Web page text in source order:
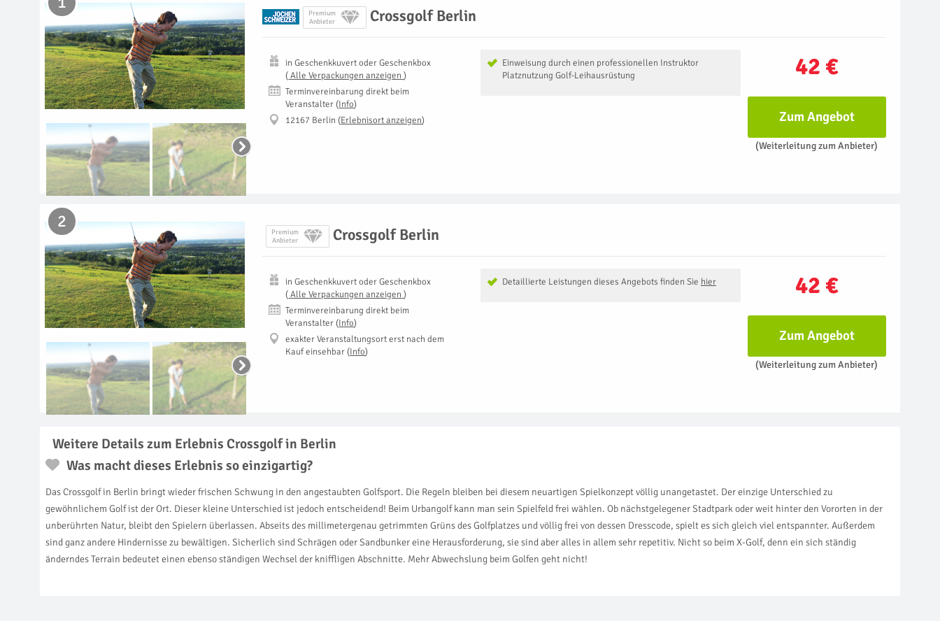
Premium
Anbieter
Crossgolf Berlin
42 €
Einweisung durch einen professionellen Instruktor
Platznutzung Golf-Leihausrüstung
inGeschenkkuvert oder Geschenkbox
( Alle Verpackungen anzeigen )
Terminvereinbarung direkt beim
Veranstalter (Info)
12167 Berlin (Erlebnisort anzeigen) Zum Angebot
(Weiterleitung zum Anbieter)
Premium
Anbieter
Crossgolf Berlin
2
42 €
Detaillierte Leistungen dieses Angebots finden Sie hier
inGeschenkkuvert oder Geschenkbox
( Alle Verpackungen anzeigen )
Terminvereinbarung direkt beim
Veranstalter (Info)
exakter Veranstaltungsort erst nach dem
Kauf einsehbar (Info)
Zum Angebot
(Weiterleitung zum Anbieter)
Weitere Details zum Erlebnis Crossgolf in Berlin
Was macht dieses Erlebnis so einzigartig?
Das Crossgolf in Berlin bringt wieder frischen Schwung in den angestaubten Golfsport. Die Regeln bleiben bei diesem neuartigen Spielkonzept völlig unangetastet. Der einzige Unterschied zu
gewöhnlichem Golf ist der Ort. Dieser kleine Unterschied ist jedoch entscheidend! Beim Urbangolf kann man sein Spielfeld frei wählen. Ob nächstgelegener Stadtpark oder weit hinter den Vororten in der
unberührten Natur, bleibt den Spielern überlassen. Abseits des millimetergenau getrimmten Grüns des Golfplatzes und völlig frei von dessen Dresscode, spielt es sich gleich viel entspannter. Außerdem
sind ganz andere Hindernisse zu bewältigen. Sicherlich sind Schrägen oder Sandbunker eine Herausforderung, sie sind aber alles in allem sehr repetitiv. Nicht so beim X-Golf, denn ein sich ständig
änderndes Terrain bedeutet einen ebenso ständigen Wechsel der kniffligen Abschnitte. Mehr Abwechslung beim Golfen geht nicht!